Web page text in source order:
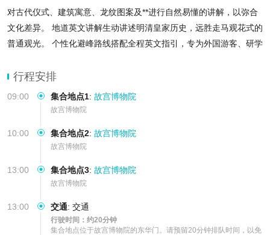
对古代仪式、建筑寓意、龙纹图案及**进行自然易懂的讲解，以弥合
文化差异。 地道英文讲解生动讲述明清皇家历史，远胜走马观花式的
普通观光。 个性化避峰路线搭配全程英文指引，专为外国游客、研学
行程安排
09:00 集合地点1: 故宫博物院
故宫博物院
10:00 集合地点2: 故宫博物院
故宫博物院
13:00 集合地点3: 故宫博物院
故宫博物院
13:00 交通: 交通
行驶时间：约20分钟
集合地点位于故宫博物院的东华门。请预留20分钟排队时间，以免